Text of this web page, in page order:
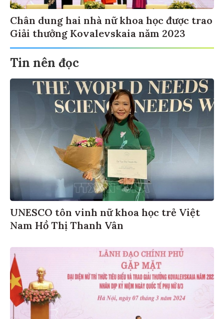
Chân dung hai nhà nữ khoa học được trao
Giải thưởng Kovalevskaia năm 2023
Tin nên đọc
UNESCO tôn vinh nữ khoa học trẻ Việt
Nam Hồ Thị Thanh Vân